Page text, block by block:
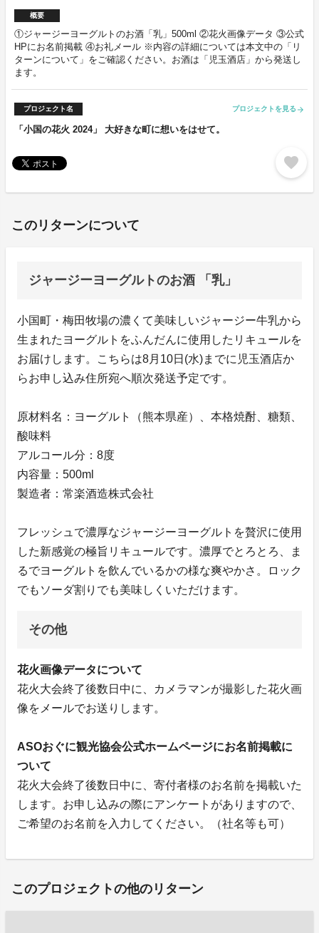
概要
①ジャージーヨーグルトのお酒「乳」500ml ②花火画像データ ③公式
HPにお名前掲載 ④お礼メール ※内容の詳細については本文中の「リ
ターンについて」をご確認ください。お酒は「児玉酒店」から発送し
ます。
プロジェクト名 プロジェクトを見る arrow_forward
「小国の花火 2024」 大好きな町に想いをはせて。
favorite
このリターンについて
ジャージーヨーグルトのお酒 「乳」
小国町・梅田牧場の濃くて美味しいジャージー牛乳から
生まれたヨーグルトをふんだんに使用したリキュールを
お届けします。こちらは8月10日(水)までに児玉酒店か
らお申し込み住所宛へ順次発送予定です。
原材料名：ヨーグルト（熊本県産）、本格焼酎、糖類、
酸味料
アルコール分：8度
内容量：500ml
製造者：常楽酒造株式会社
フレッシュで濃厚なジャージーヨーグルトを贅沢に使用
した新感覚の極旨リキュールです。濃厚でとろとろ、ま
るでヨーグルトを飲んでいるかの様な爽やかさ。ロック
でもソーダ割りでも美味しくいただけます。
その他
花火画像データについて
花火大会終了後数日中に、カメラマンが撮影した花火画
像をメールでお送りします。
ASOおぐに観光協会公式ホームページにお名前掲載に
ついて
花火大会終了後数日中に、寄付者様のお名前を掲載いた
します。お申し込みの際にアンケートがありますので、
ご希望のお名前を入力してください。（社名等も可）
このプロジェクトの他のリターン